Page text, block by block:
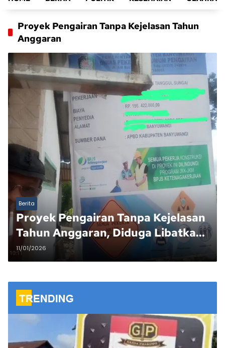
Proyek Pengairan Tanpa Kejelasan Tahun
Anggaran
Berita
Proyek Pengairan Tanpa Kejelasan
Tahun Anggaran, Diduga Libatkan
Lembaga Sosial Kontrol yang
Pernah Viral.
11/01/2026